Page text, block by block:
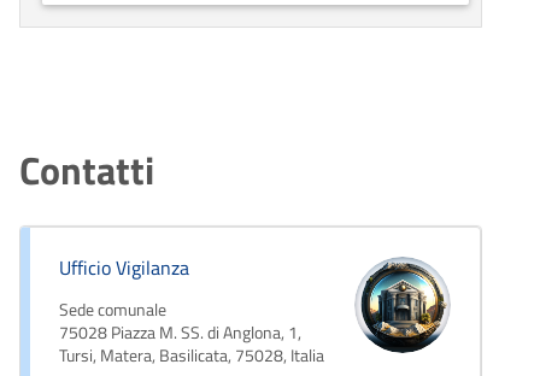
Contatti
Ufficio Vigilanza
Sede comunale
75028 Piazza M. SS. di Anglona, 1,
Tursi, Matera, Basilicata, 75028, Italia